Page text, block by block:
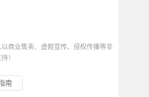
商业售卖、虚假宣传、侵权传播等非
！
南